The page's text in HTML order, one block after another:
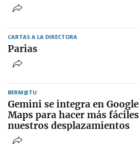
CARTAS A LA DIRECTORA
Parias
BERM@TU
Gemini se integra en Google
Maps para hacer más fáciles
nuestros desplazamientos